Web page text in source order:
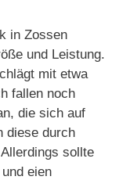
in Zossen
und Leistung.
mit etwa
fallen noch
die sich auf
diese durch
sollte
eien